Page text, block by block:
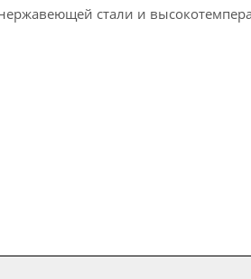
стали и